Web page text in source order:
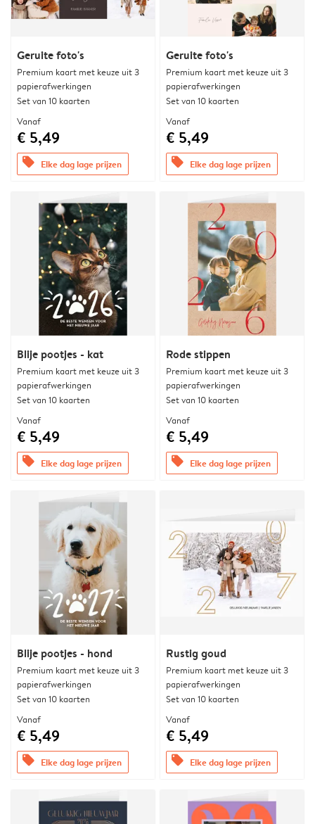
Geruite foto's
Premium kaart met keuze uit 3
papierafwerkingen
Set van 10 kaarten
Vanaf
€ 5,49
offers Elke dag lage prijzen
Geruite foto's
Premium kaart met keuze uit 3
papierafwerkingen
Set van 10 kaarten
Vanaf
€ 5,49
offers Elke dag lage prijzen
Blije pootjes - kat
Premium kaart met keuze uit 3
papierafwerkingen
Set van 10 kaarten
Vanaf
€ 5,49
offers Elke dag lage prijzen
Rode stippen
Premium kaart met keuze uit 3
papierafwerkingen
Set van 10 kaarten
Vanaf
€ 5,49
offers Elke dag lage prijzen
Blije pootjes - hond
Premium kaart met keuze uit 3
papierafwerkingen
Set van 10 kaarten
Vanaf
€ 5,49
offers Elke dag lage prijzen
Rustig goud
Premium kaart met keuze uit 3
papierafwerkingen
Set van 10 kaarten
Vanaf
€ 5,49
offers Elke dag lage prijzen